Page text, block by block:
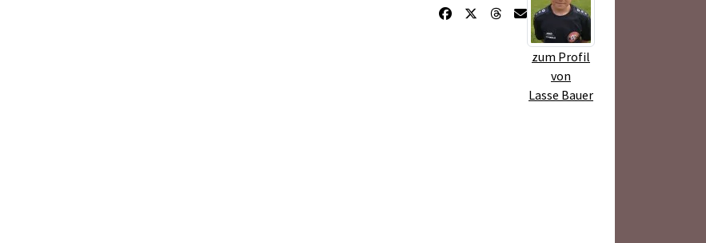
zum Profil
von
Lasse Bauer